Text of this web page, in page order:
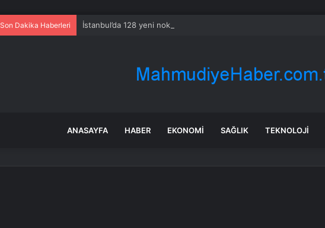
Son Dakika Haberleri İstanbul’da 128 yeni noktaya daha EDS geliyor
ANASAYFA HABER EKONOMI SAĞLIK TEKNOLOJI